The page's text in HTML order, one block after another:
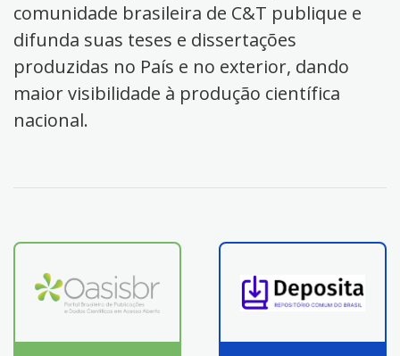
comunidade brasileira de C&T publique e
difunda suas teses e dissertações
produzidas no País e no exterior, dando
maior visibilidade à produção científica
nacional.